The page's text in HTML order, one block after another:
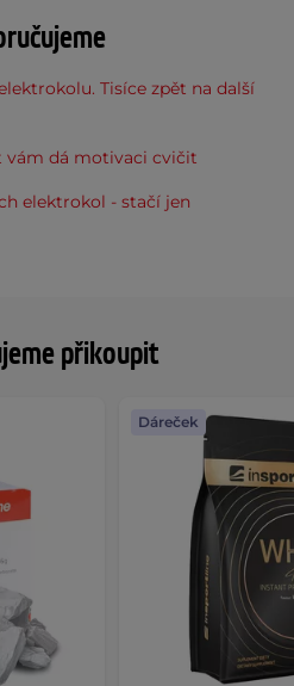
přikoupit
Dáreček
Tisíce zpět na další
vám dá motivaci cvičit
elektrokol - stačí jen